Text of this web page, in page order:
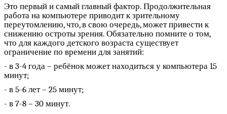
Это первый и самый главный фактор. Продолжительная
работа на компьютере приводит к зрительному
переутомлению, что, в свою очередь, может привести к
снижению остроты зрения. Обязательно помните о том,
что для каждого детского возраста существует
ограничение по времени для занятий:
- в 3-4 года – ребёнок может находиться у компьютера 15
минут;
- в 5-6 лет – 25 минут;
- в 7-8 – 30 минут.